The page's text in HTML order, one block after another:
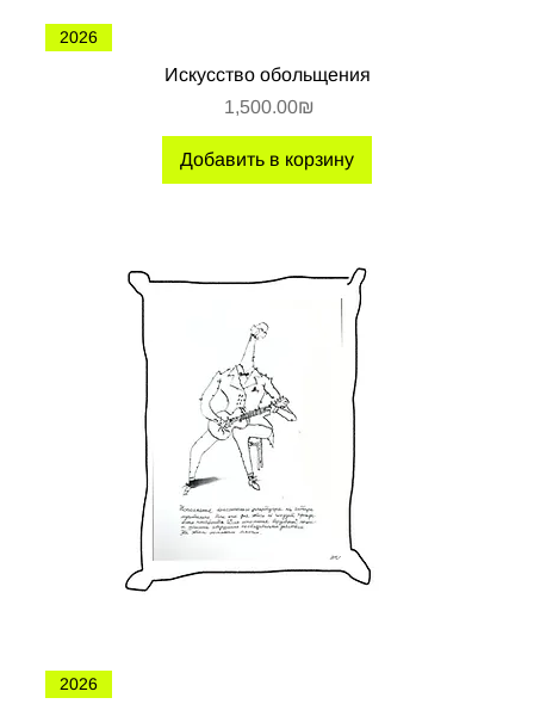
2026
Искусство обольщения
Цена
‏1,500.00 ‏₪
Добавить в корзину
2026